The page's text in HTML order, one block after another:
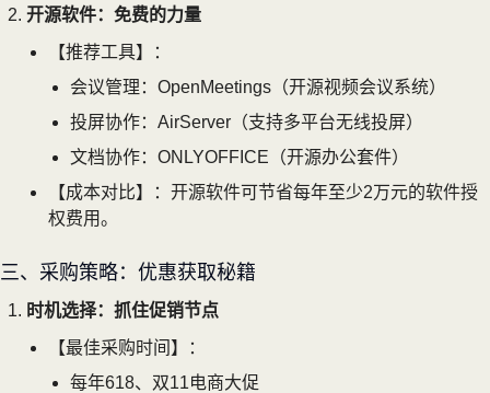
开源软件：免费的力量
【推荐工具】：
会议管理：OpenMeetings（开源视频会议系统）
投屏协作：AirServer（支持多平台无线投屏）
文档协作：ONLYOFFICE（开源办公套件）
【成本对比】：开源软件可节省每年至少2万元的软件授
权费用。
三、采购策略：优惠获取秘籍
时机选择：抓住促销节点
【最佳采购时间】：
每年618、双11电商大促